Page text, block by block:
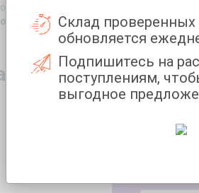
передач:
то, что
Укажите
Склад
обновляется
Подпишитесь на
поступлениям,
выгодное